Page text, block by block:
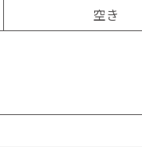
空き